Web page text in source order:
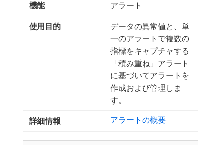
アラート
データの異常値と、単
一のアラートで複数の
指標をキャプチャする
「積み重ね」アラート
に基づいてアラートを
作成および管理しま
す。
アラートの概要